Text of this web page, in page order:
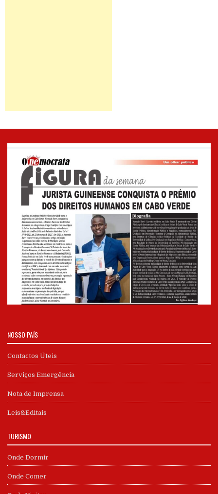
NOSSO PAÍS
Contactos Úteis
Serviços Emergência
Nota de Imprensa
Leis&Editais
TURISMO
Onde Dormir
Onde Comer